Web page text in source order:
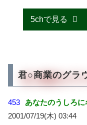
5chで見る
君○商業のグラ
453
あなたのうしろに
2001/07/19(木) 03:44